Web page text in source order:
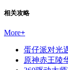
相关攻略
More+
蛋仔派对光
原神赤王陵